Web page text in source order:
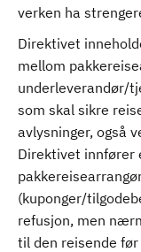
verken ha
Direktivet
mellom
underleverandør/
som skal sikre
avlysninger, også
Direktivet innfører
(kuponger/
refusjon, men
til den reisende